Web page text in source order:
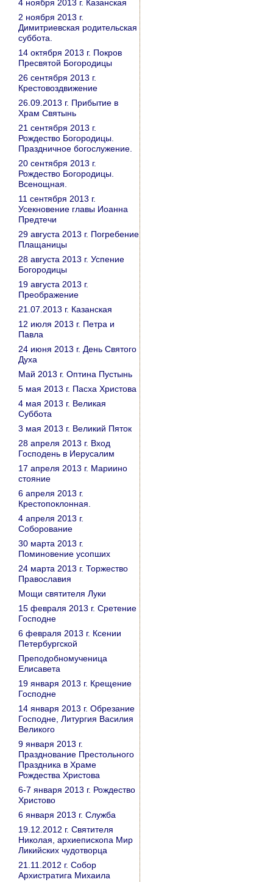
4 ноября 2013 г. Казанская
2 ноября 2013 г.
Димитриевская родительская
суббота.
14 октября 2013 г. Покров
Пресвятой Богородицы
26 сентября 2013 г.
Крестовоздвижение
26.09.2013 г. Прибытие в
Храм Святынь
21 сентября 2013 г.
Рождество Богородицы.
Праздничное богослужение.
20 сентября 2013 г.
Рождество Богородицы.
Всенощная.
11 сентября 2013 г.
Усекновение главы Иоанна
Предтечи
29 августа 2013 г. Погребение
Плащаницы
28 августа 2013 г. Успение
Богородицы
19 августа 2013 г.
Преображение
21.07.2013 г. Казанская
12 июля 2013 г. Петра и
Павла
24 июня 2013 г. День Святого
Духа
Май 2013 г. Оптина Пустынь
5 мая 2013 г. Пасха Христова
4 мая 2013 г. Великая
Суббота
3 мая 2013 г. Великий Пяток
28 апреля 2013 г. Вход
Господень в Иерусалим
17 апреля 2013 г. Мариино
стояние
6 апреля 2013 г.
Крестопоклонная.
4 апреля 2013 г.
Соборование
30 марта 2013 г.
Поминовение усопших
24 марта 2013 г. Торжество
Православия
Мощи святителя Луки
15 февраля 2013 г. Сретение
Господне
6 февраля 2013 г. Ксении
Петербургской
Преподобномученица
Елисавета
19 января 2013 г. Крещение
Господне
14 января 2013 г. Обрезание
Господне, Литургия Василия
Великого
9 января 2013 г.
Празднование Престольного
Праздника в Храме
Рождества Христова
6-7 января 2013 г. Рождество
Христово
6 января 2013 г. Служба
19.12.2012 г. Святителя
Николая, архиепископа Мир
Ликийских чудотворца
21.11.2012 г. Собор
Архистратига Михаила